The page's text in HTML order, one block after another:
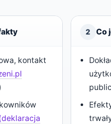
kontakt
2 Co